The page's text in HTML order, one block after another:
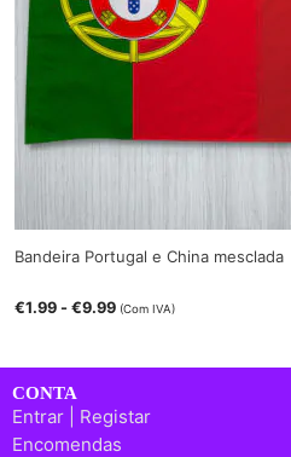
Bandeira Portugal e China mesclada
€1.99 -€9.99 (Com IVA)
CONTA
Entrar | Registar
Encomendas